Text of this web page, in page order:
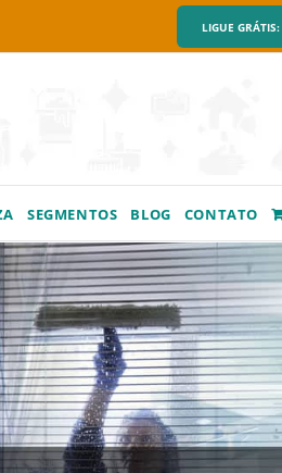
LIGUE GRÁTIS:
SEGMENTOS BLOG CONTATO